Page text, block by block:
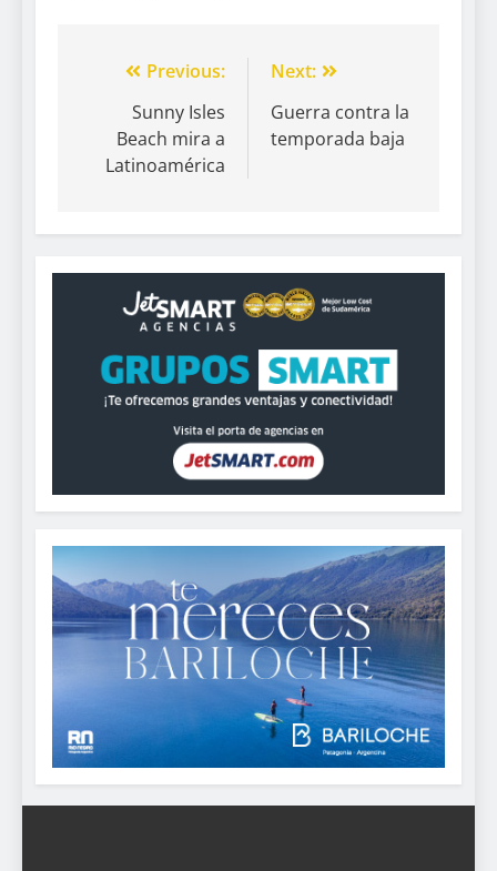
Previous:
Sunny Isles
Beach mira a
Latinoamérica
Next:
Guerra contra la
temporada baja